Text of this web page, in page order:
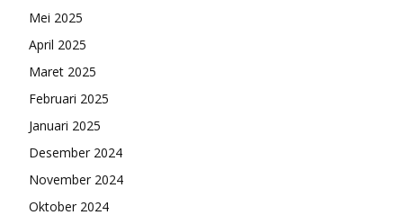
Mei 2025
April 2025
Maret 2025
Februari 2025
Januari 2025
Desember 2024
November 2024
Oktober 2024